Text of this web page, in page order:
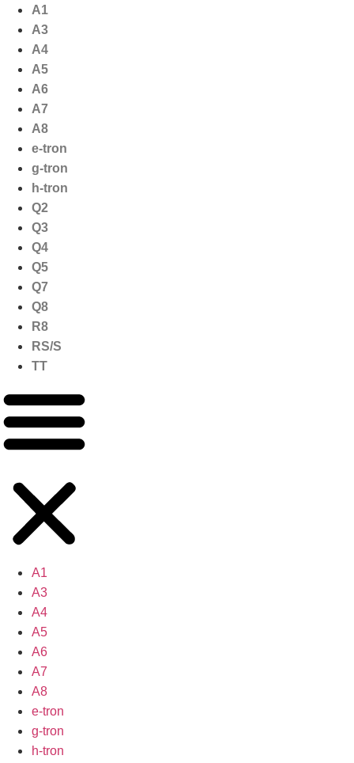
naar
inhoud
A1
A3
A4
A5
A6
A7
A8
e-tron
g-tron
h-tron
Q2
Q3
Q4
Q5
Q7
Q8
R8
RS/S
TT
A1
A3
A4
A5
A6
A7
A8
e-tron
g-tron
h-tron